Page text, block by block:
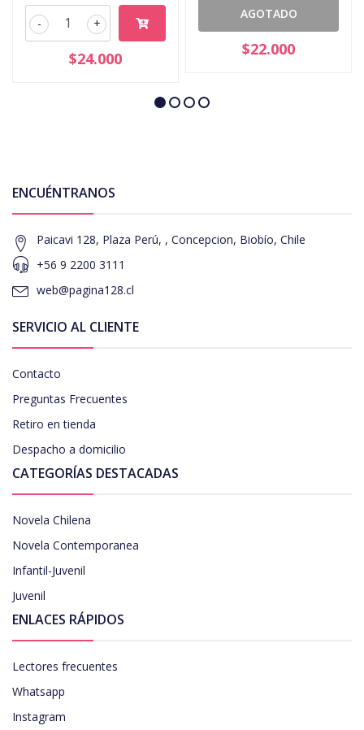
+
-
$24.000
AGOTADO
$22.000
ENCUÉNTRANOS
Paicavi 128, Plaza Perú, , Concepcion, Biobío, Chile
+56 9 2200 3111
web@pagina128.cl
SERVICIO AL CLIENTE
Contacto
Preguntas Frecuentes
Retiro en tienda
Despacho a domicilio
CATEGORÍAS DESTACADAS
Novela Chilena
Novela Contemporanea
Infantil-Juvenil
Juvenil
ENLACES RÁPIDOS
Lectores frecuentes
Whatsapp
Instagram